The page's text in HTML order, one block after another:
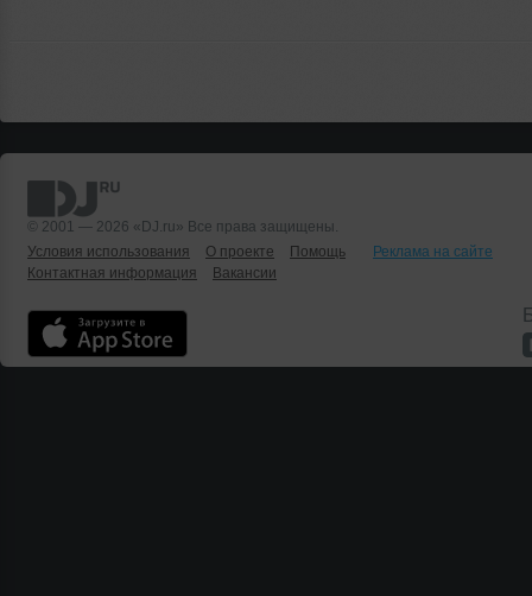
© 2001 — 2026 «DJ.ru» Все права защищены.
Условия использования
О проекте Помощь
Реклама на сайте
Контактная информация
Вакансии